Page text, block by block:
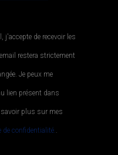
j'accepte de recevoir les
restera strictement
Je peux me
lien présent dans
savoir plus sur mes
de confidentialité..